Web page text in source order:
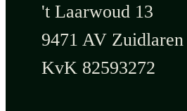
't Laarwoud 13
9471 AV Zuidlaren
KvK 82593272